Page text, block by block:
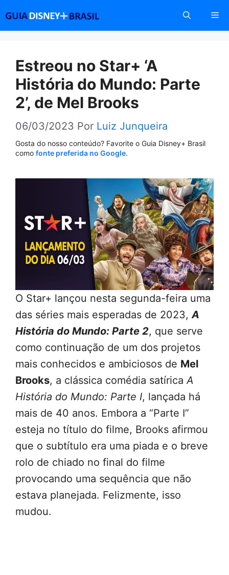
conteúdo
Estreou no Star+ ‘A
História do Mundo: Parte
2’, de Mel Brooks
06/03/2023 Por Luiz Junqueira
Gosta do nosso conteúdo? Favorite o Guia Disney+ Brasil
como fonte preferida no Google.
O Star+ lançou nesta segunda-feira uma
das séries mais esperadas de 2023,A
História do Mundo: Parte 2, que serve
como continuação de um dos projetos
mais conhecidos e ambiciosos de Mel
Brooks, a clássica comédia satíricaA
História do Mundo: Parte I, lançada há
mais de 40 anos. Embora a “Parte I”
esteja no título do filme, Brooks afirmou
que o subtítulo era uma piada e o breve
rolo de chiado no final do filme
provocando uma sequência que não
estava planejada. Felizmente, isso
mudou.